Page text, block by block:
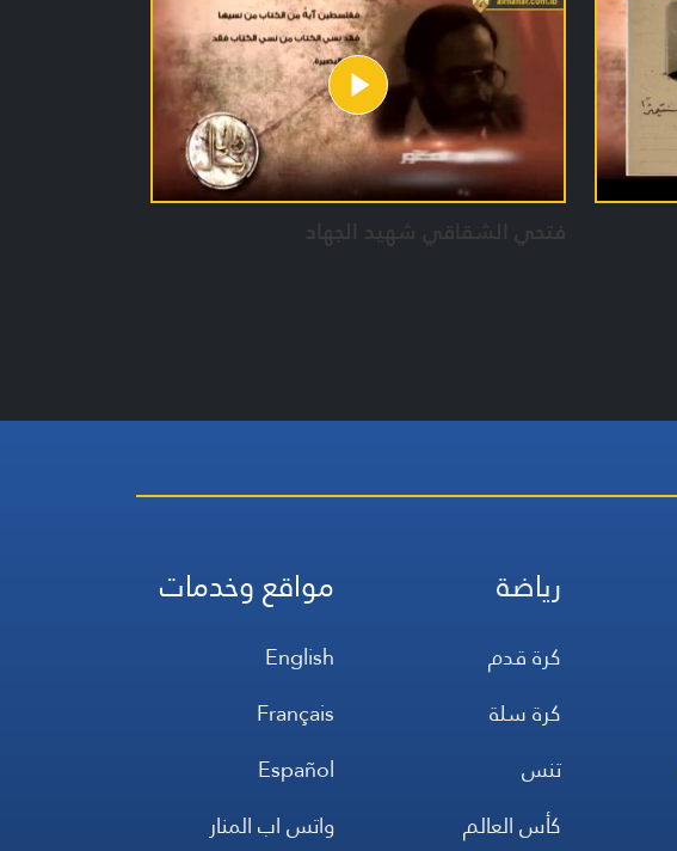
فتحي الشقاقي شهيد الجهاد
رياضة
كرة قدم
كرة سلة
تنس
كأس العالم
مواقع وخدمات
English
Français
Español
واتس اب المنار